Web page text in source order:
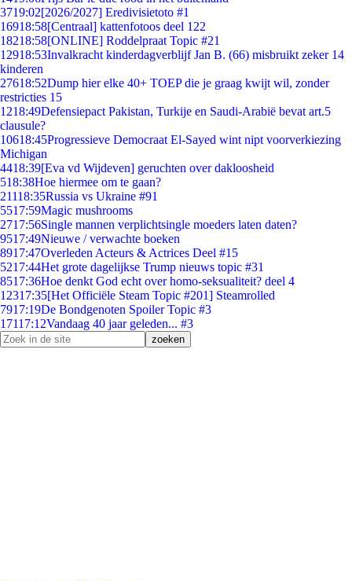
3719:02[2026/2027] Eredivisietoto #1
16918:58[Centraal] kattenfotoos deel 122
18218:58[ONLINE] Roddelpraat Topic #21
12918:53Invalkracht kinderdagverblijf Jan B. (66) misbruikt zeker 14
kinderen
27618:52Dump hier elke 40+ TOEP die je graag kwijt wil, zonder
restricties 15
1218:49Defensiepact Pakistan, Turkije en Saudi-Arabië bevat art.5
clausule?
10618:45Progressieve Democraat El-Sayed wint nipt voorverkiezing
Michigan
4418:39[Eva vd Wijdeven] geruchten over dakloosheid
518:38Hoe hiermee om te gaan?
21118:35Russia vs Ukraine #91
5517:59Magic mushrooms
2717:56Single mannen verplichtsingle moeders laten daten?
9517:49Nieuwe / verwachte boeken
8917:47Overleden Acteurs & Actrices Deel #15
5217:44Het grote dagelijkse Trump nieuws topic #31
8517:36Hoe denkt God echt over homo-seksualiteit? deel 4
12317:35[Het Officiële Steam Topic #201] Steamrolled
7917:19De Bondgenoten Spoiler Topic #3
17117:12Vandaag 40 jaar geleden... #3